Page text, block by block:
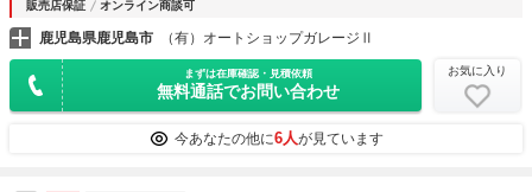
販売店保証 オンライン商談可
鹿児島県鹿児島市 （有）オートショップガレージⅡ
まずは在庫確認・見積依頼
無料通話でお問い合わせ
お気に入り
今あなたの他に6人が見ています